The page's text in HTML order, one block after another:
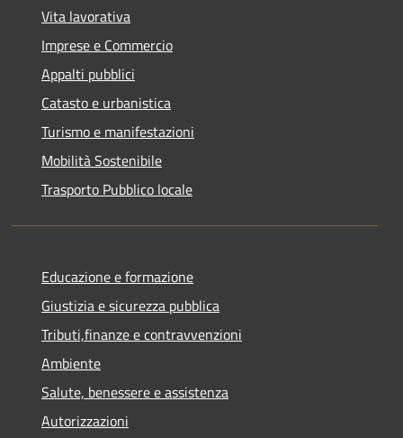
Vita lavorativa
Imprese e Commercio
Appalti pubblici
Catasto e urbanistica
Turismo e manifestazioni
Mobilità Sostenibile
Trasporto Pubblico locale
Educazione e formazione
Giustizia e sicurezza pubblica
Tributi,finanze e contravvenzioni
Ambiente
Salute, benessere e assistenza
Autorizzazioni